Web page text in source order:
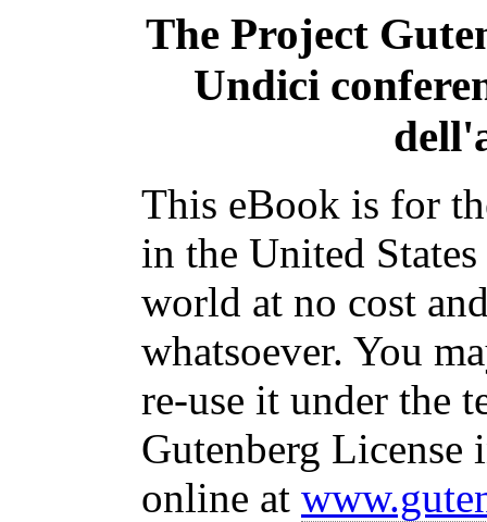
The Project
Undici
This eBook is for
in the United
world at no cost
whatsoever. You
re-use it under the
Gutenberg
online at